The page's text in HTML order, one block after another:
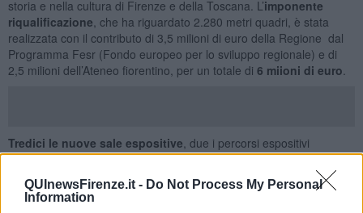
QUInewsFirenze.it - Do Not Process My Personal
Information
storia e nella cultura di Firenze e della Toscana. L’imponente
riqualificazione , che ha riguardato 2.280 metri quadri, è stata
realizzata con il contributo di 3,5 milioni di euro della Regione dal
Programma Fesr (Fondo europeo per lo sviluppo regionale) e di
2,5 milioni dell’Ateneo fiorentino, per un totale di 6 miioni di euro
Tredici le nuove sale espositive , due i percorsi espositivi
completamente nuovi - dedicati agli inizi della ceroplastica, alle
-, oltre a una nuova biglietteria
e un nuovo bookshop.